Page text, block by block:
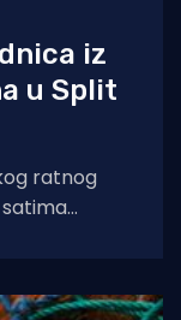
iz
u Split
ratnog